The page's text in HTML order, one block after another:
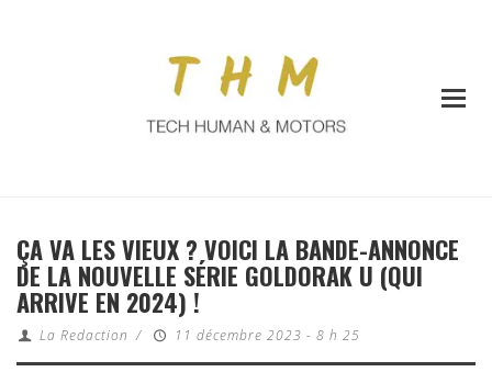
ÇA VA LES VIEUX ? VOICI LA BANDE-ANNONCE
DE LA NOUVELLE SÉRIE GOLDORAK U (QUI
ARRIVE EN 2024) !
La Redaction / 11 décembre 2023 - 8 h 25